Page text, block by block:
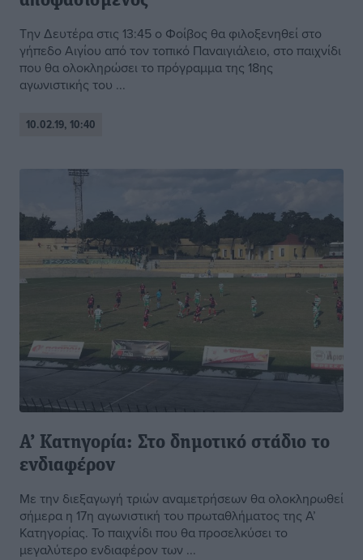
Την Δευτέρα στις 13:45 ο Φοίβος θα φιλοξενηθεί στο
γήπεδο Αιγίου από τον τοπικό Παναιγιάλειο, στο παιχνίδι
που θα ολοκληρώσει το πρόγραμμα της 18ης
αγωνιστικής του ...
10.02.19, 10:40
Α’ Κατηγορία: Στο δημοτικό στάδιο το
ενδιαφέρον
Με την διεξαγωγή τριών αναμετρήσεων θα ολοκληρωθεί
σήμερα η 17η αγωνιστική του πρωταθλήματος της Α’
Κατηγορίας. Το παιχνίδι που θα προσελκύσει το
μεγαλύτερο ενδιαφέρον των ...